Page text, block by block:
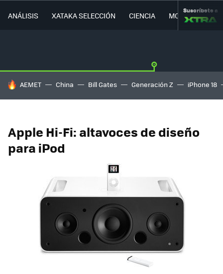
ANÁLISIS XATAKA SELECCIÓN CIENCIA MOVILIDAD
Suscríbete a
HOY SE HABLA DE
AEMET China Bill Gates Generación Z iPhone 18
Apple Hi-Fi: altavoces de diseño
para iPod